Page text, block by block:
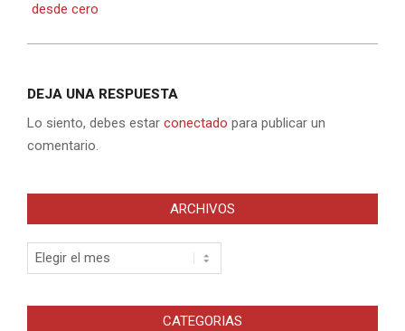
desde cero
DEJA UNA RESPUESTA
Lo siento, debes estar conectado para publicar un
comentario.
ARCHIVOS
Archivos
CATEGORIAS